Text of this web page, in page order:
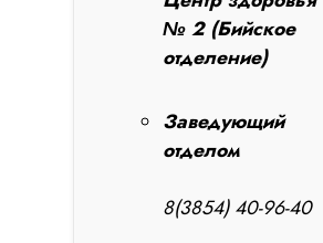
№ 2 (Бийское
отделение)
Заведующий
отделом
8(3854) 40-96-40